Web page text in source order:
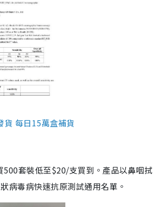
貨 每日15萬盒補貨
套裝低至$20/支買到。產品以鼻咽
病毒病快速抗原測試通用名單。